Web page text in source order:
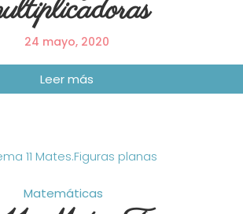
24 mayo, 2020
Matemáticas